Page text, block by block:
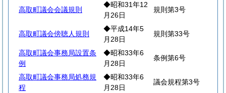
高取町議会会議規則
◆昭和31年12
月26日
規則第3号
高取町議会傍聴人規則
◆平成14年5
月28日
規則第33号
高取町議会事務局設置条
例
◆昭和33年6
月28日
条例第6号
高取町議会事務局処務規
程
◆昭和33年6
月28日
議会規程第3号